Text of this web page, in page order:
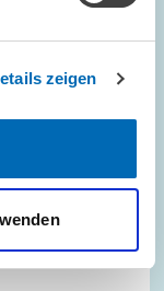
zeigen
wurden von